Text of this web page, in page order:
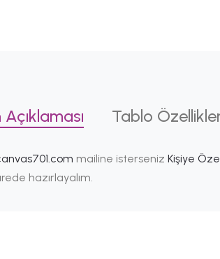
Tablo
mailine isterseniz Kişiye
hazırlayalım.